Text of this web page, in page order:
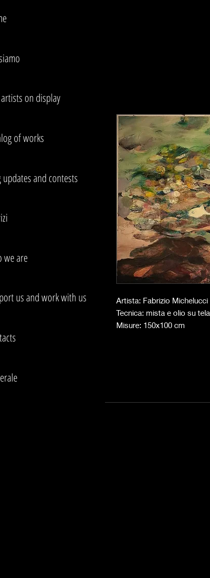
Artista: Fabrizio Michelucci
Tecnica: mista e olio su tela
Misure: 150x100 cm
on display
of works
updates and contests
we are
us and work with us